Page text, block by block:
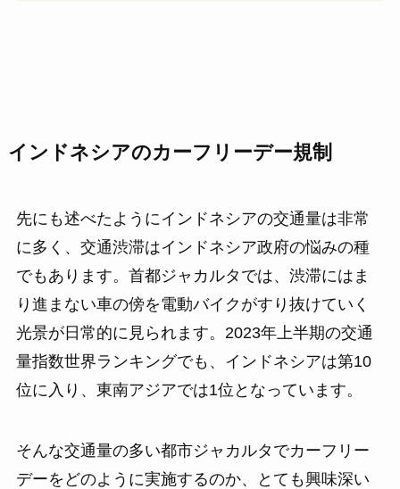
インドネシアのカーフリーデー規制
先にも述べたようにインドネシアの交通量は非常
に多く、交通渋滞はインドネシア政府の悩みの種
でもあります。首都ジャカルタでは、渋滞にはま
り進まない車の傍を電動バイクがすり抜けていく
光景が日常的に見られます。2023年上半期の交通
量指数世界ランキングでも、インドネシアは第10
位に入り、東南アジアでは1位となっています。
そんな交通量の多い都市ジャカルタでカーフリー
デーをどのように実施するのか、とても興味深い